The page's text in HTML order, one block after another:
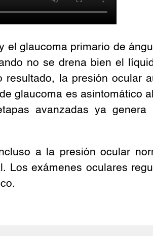
el glaucoma primario de
no se drena bien el
la presión ocular
glaucoma es asintomático
avanzadas ya genera
a la presión ocular
Los exámenes oculares